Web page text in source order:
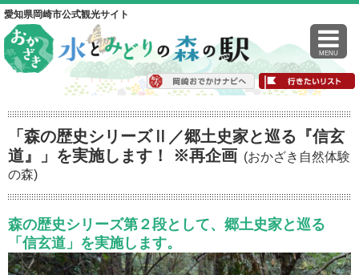
愛知県岡崎市公式観光サイト
MENU
「森の歴史シリーズⅡ／郷土史家と巡る『信玄
道』」を実施します！ ※再企画 (おかざき自然体験
の森)
森の歴史シリーズ第２段として、郷土史家と巡る
「信玄道」を実施します。